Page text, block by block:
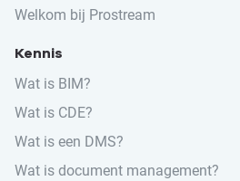
Welkom bij Prostream
Kennis
Wat is BIM?
Wat is CDE?
Wat is een DMS?
Wat is document management?